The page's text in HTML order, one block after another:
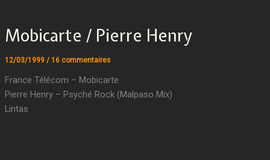
Mobicarte / Pierre Henry
12/03/1999 / 16 commentaires
France Télécom – Mobicarte
Pierre Henry – Psyché Rock (Malpaso Mix)
Lintas